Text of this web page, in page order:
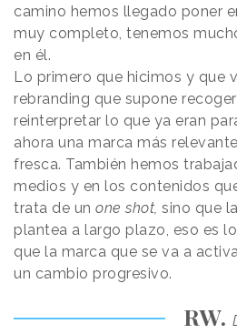
camino hemos llegado poner
muy completo, tenemos
en él.
Lo primero que hicimos y que
rebranding que supone
reinterpretar lo que ya eran
ahora una marca más
fresca. También hemos
medios y en los contenidos
trata de un one shot, sino que
plantea a largo plazo, eso es
que la marca que se va a
un cambio progresivo.
RW.